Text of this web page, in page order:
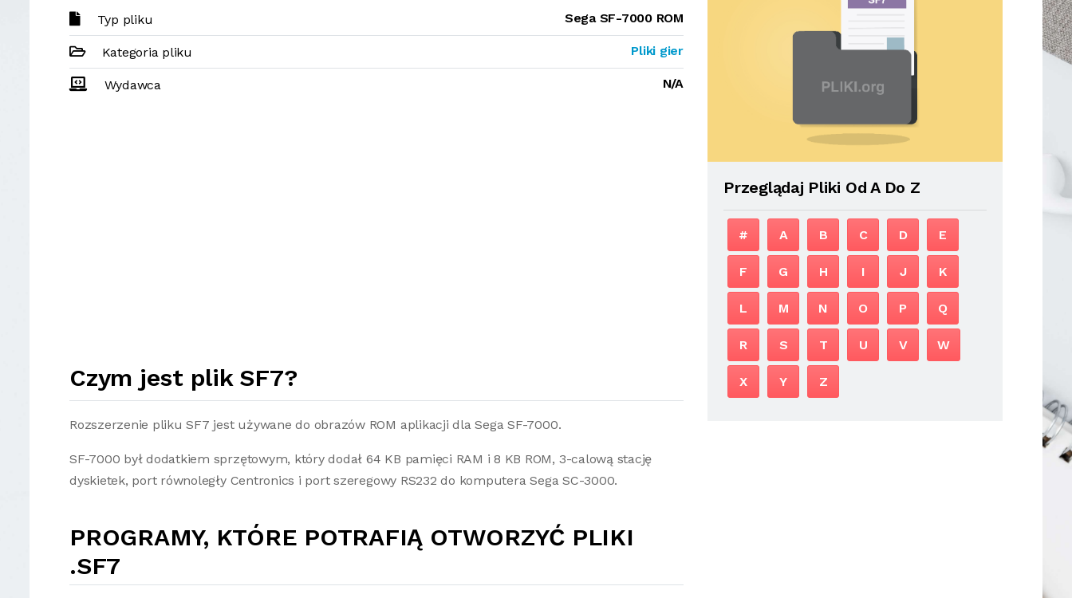
Typ pliku Sega SF-7000 ROM
Kategoria pliku Pliki gier
Wydawca N/A
Czym jest plik SF7?
Rozszerzenie pliku SF7 jest używane do obrazów ROM aplikacji dla Sega SF-7000.
SF-7000 był dodatkiem sprzętowym, który dodał 64 KB pamięci RAM i 8 KB ROM, 3-calową stację
dyskietek, port równoległy Centronics i port szeregowy RS232 do komputera Sega SC-3000.
PROGRAMY, KTÓRE POTRAFIĄ OTWORZYĆ PLIKI
.SF7
Przeglądaj Pliki Od A Do Z
# A B C D E
F G H I J K
L M N O P Q
R S T U V W
X Y Z